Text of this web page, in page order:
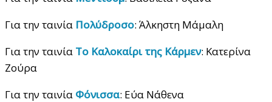
Για την ταινία Πολύδροσο: Άλκηστη Μάμαλη
Για την ταινία Το Καλοκαίρι της Κάρμεν: Κατερίνα
Ζούρα
Για την ταινία Φόνισσα: Εύα Νάθενα